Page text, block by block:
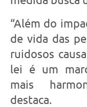
“Além do
de vida das
ruidosos
lei é um
mais
destaca.